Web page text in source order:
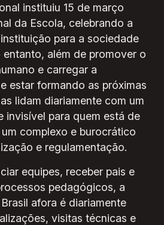
instituiu 15 de março
da Escola, celebrando a
para a sociedade
além de promover o
e carregar a
estar formando as próximas
lidam diariamente com um
invisível para quem está de
complexo e burocrático
e regulamentação.
equipes, receber pais e
pedagógicos, a
afora é diariamente
visitas técnicas e